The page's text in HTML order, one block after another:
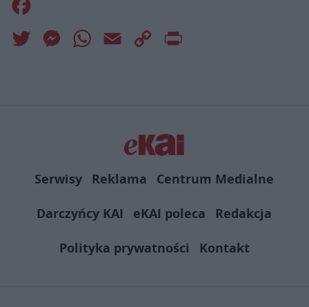
Twitter MessengerWhatsApp
Email
Copy
Serwisy Reklama
Centrum Medialne
Darczyńcy KAI
eKAI poleca
Redakcja
Polityka prywatności
Kontakt